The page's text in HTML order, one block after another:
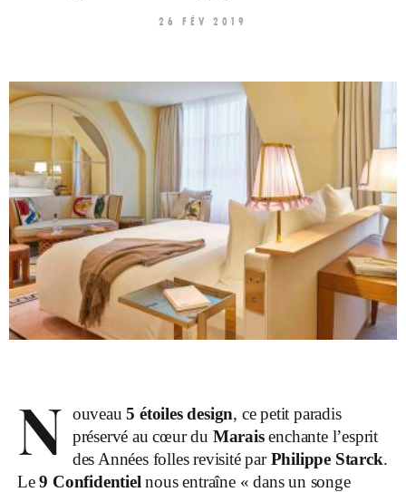
26 FÉV 2019
N ouveau5 étoiles design, ce petit paradis
préservé au cœur du Maraisenchante l’esprit
des Années folles revisité parPhilippe Starck.
Le9 Confidentiel nous entraîne « dans un songe